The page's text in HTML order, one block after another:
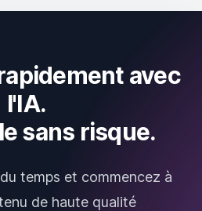
avec
l'IA.
sans risque.
temps et commencez à
de haute qualité